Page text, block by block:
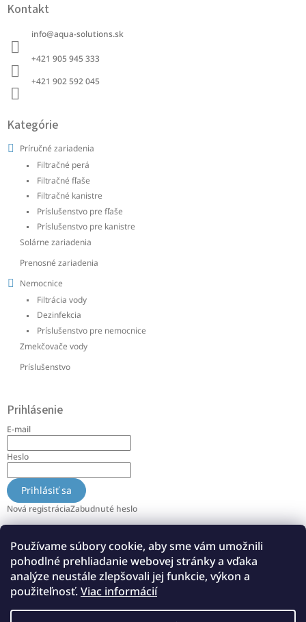
Používame súbory cookie, aby sme vám umožnili
pohodlné prehliadanie webovej stránky a vďaka
analýze neustále zlepšovali jej funkcie, výkon a
použiteľnosť.Viac informácií
Kontakt
info@aqua-solutions.sk
+421 905 945 333 ‭
+421 902 592 045‬
Kategórie
Príručné zariadenia
Filtračné perá
Filtračné fľaše
Filtračné kanistre
Príslušenstvo pre fľaše
Príslušenstvo pre kanistre
Solárne zariadenia
Prenosné zariadenia
Nemocnice
Filtrácia vody
Dezinfekcia
Príslušenstvo pre nemocnice
Zmekčovače vody
Príslušenstvo
Prihlásenie
E-mail
Heslo
Prihlásiť sa
Nová registráciaZabudnuté heslo
Info
O nás
Referencie